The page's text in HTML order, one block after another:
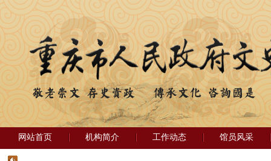
网站首页 机构简介 工作动态 馆员风采